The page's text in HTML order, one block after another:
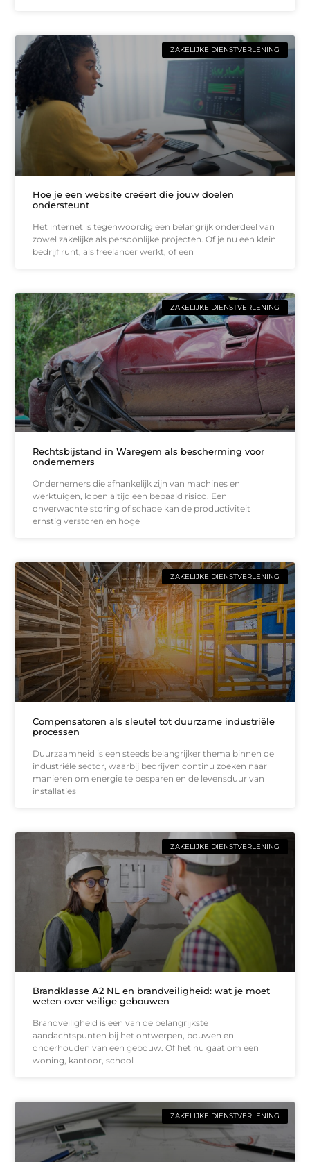
ZAKELIJKE DIENSTVERLENING
Hoe je een website creëert die jouw doelen
ondersteunt
Het internet is tegenwoordig een belangrijk onderdeel van
zowel zakelijke als persoonlijke projecten. Of je nu een klein
bedrijf runt, als freelancer werkt, of een
ZAKELIJKE DIENSTVERLENING
Rechtsbijstand in Waregem als bescherming voor
ondernemers
Ondernemers die afhankelijk zijn van machines en
werktuigen, lopen altijd een bepaald risico. Een
onverwachte storing of schade kan de productiviteit
ernstig verstoren en hoge
ZAKELIJKE DIENSTVERLENING
Compensatoren als sleutel tot duurzame industriële
processen
Duurzaamheid is een steeds belangrijker thema binnen de
industriële sector, waarbij bedrijven continu zoeken naar
manieren om energie te besparen en de levensduur van
installaties
ZAKELIJKE DIENSTVERLENING
Brandklasse A2 NL en brandveiligheid: wat je moet
weten over veilige gebouwen
Brandveiligheid is een van de belangrijkste
aandachtspunten bij het ontwerpen, bouwen en
onderhouden van een gebouw. Of het nu gaat om een
woning, kantoor, school
ZAKELIJKE DIENSTVERLENING